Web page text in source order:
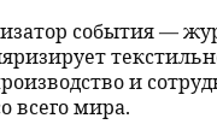
события —
и
всего мира.